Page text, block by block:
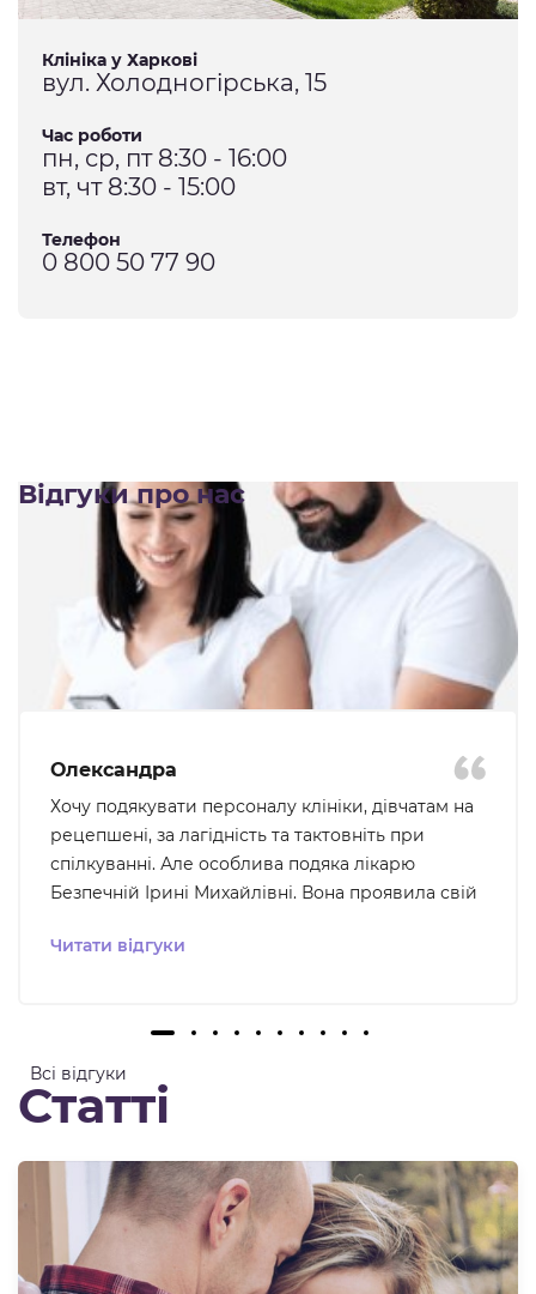
Клініка у Харкові
вул. Холодногірська, 15
Час роботи
пн, ср, пт 8:30 - 16:00
вт, чт 8:30 - 15:00
Телефон
0 800 50 77 90
Відгуки про нас
Олександра
Хочу подякувати персоналу клініки, дівчатам на
рецепшені, за лагідність та тактовніть при
спілкуванні. Але особлива подяка лікарю
Безпечній Ірині Михайлівні. Вона проявила свій
турбувало, ми були на звʼязку для подальшого
клініку хочеться і не страшно повертатися. Ще
хочу відмітити , що в клініці дуже чисто та
комфортно, все продумано для кращих умов
пацієнта.
Читати відгуки
Всі відгуки
Статті